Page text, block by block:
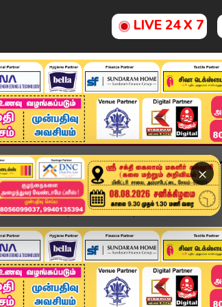
LIVE 24 X 7
×
சினிமா அரசியல் விளையாட்டு
Headlines | 23 APR 2026 | ...